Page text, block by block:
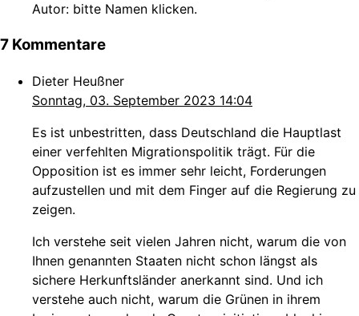
Autor: bitte Namen klicken.
7 Kommentare
Dieter Heußner
Sonntag, 03. September 2023 14:04
Es ist unbestritten, dass Deutschland die Hauptlast
einer verfehlten Migrationspolitik trägt. Für die
Opposition ist es immer sehr leicht, Forderungen
aufzustellen und mit dem Finger auf die Regierung zu
zeigen.
Ich verstehe seit vielen Jahren nicht, warum die von
Ihnen genannten Staaten nicht schon längst als
sichere Herkunftsländer anerkannt sind. Und ich
verstehe auch nicht, warum die Grünen in ihrem